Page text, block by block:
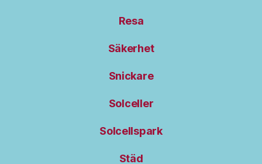
Resa
Säkerhet
Snickare
Solceller
Solcellspark
Städ